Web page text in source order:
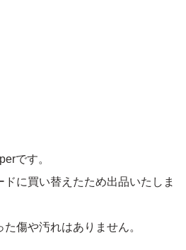
です。
に買い替えたため出品いたしま
傷や汚れはありません。